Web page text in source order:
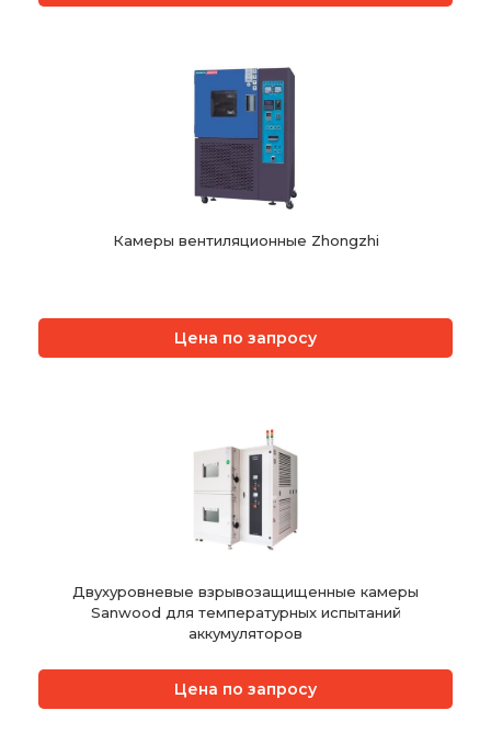
Камеры вентиляционные Zhongzhi
Цена по запросу
Двухуровневые взрывозащищенные камеры
Sanwood для температурных испытаний
аккумуляторов
Цена по запросу